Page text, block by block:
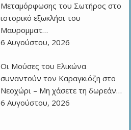
Μεταμόρφωσης του Σωτήρος στο
ιστορικό εξωκλήσι του
Μαυρομματ…
6 Αυγούστου, 2026
Οι Μούσες του Ελικώνα
συναντούν τον Καραγκιόζη στο
Νεοχώρι – Μη χάσετε τη δωρεάν…
6 Αυγούστου, 2026